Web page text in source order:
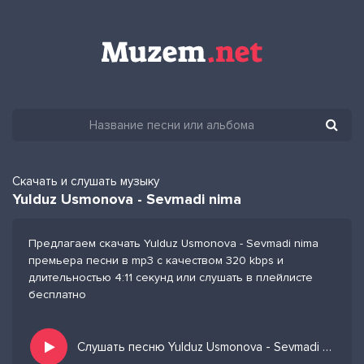
Скачать и слушать музыку
Yulduz Usmonova - Sevmadi nima
Предлагаем скачать Yulduz Usmonova - Sevmadi nima
премьера песни в mp3 с качеством 320 kbps и
длительностью 4:11 секунд или слушать в плейлисте
бесплатно
Слушать песню Yulduz Usmonova - Sevmadi nima и добавить в избранных